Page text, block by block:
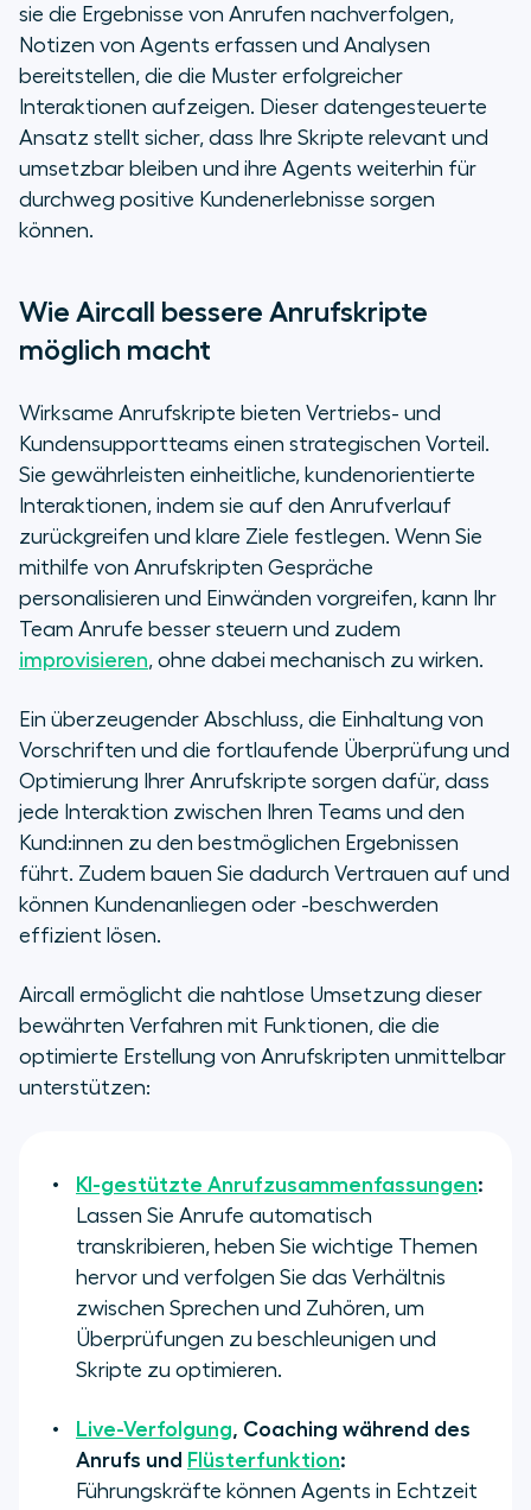
sie die Ergebnisse von Anrufen nachverfolgen,
Notizen von Agents erfassen und Analysen
bereitstellen, die die Muster erfolgreicher
Interaktionen aufzeigen. Dieser datengesteuerte
Ansatz stellt sicher, dass Ihre Skripte relevant und
umsetzbar bleiben und ihre Agents weiterhin für
durchweg positive Kundenerlebnisse sorgen
können.
Wie Aircall bessere Anrufskripte
möglich macht
Wirksame Anrufskripte bieten Vertriebs- und
Kundensupportteams einen strategischen Vorteil.
Sie gewährleisten einheitliche, kundenorientierte
Interaktionen, indem sie auf den Anrufverlauf
zurückgreifen und klare Ziele festlegen. Wenn Sie
mithilfe von Anrufskripten Gespräche
personalisieren und Einwänden vorgreifen, kann Ihr
Team Anrufe besser steuern und zudem
improvisieren, ohne dabei mechanisch zu wirken.
Ein überzeugender Abschluss, die Einhaltung von
Vorschriften und die fortlaufende Überprüfung und
Optimierung Ihrer Anrufskripte sorgen dafür, dass
jede Interaktion zwischen Ihren Teams und den
Kund:innen zu den bestmöglichen Ergebnissen
führt. Zudem bauen Sie dadurch Vertrauen auf und
können Kundenanliegen oder -beschwerden
effizient lösen.
Aircall ermöglicht die nahtlose Umsetzung dieser
bewährten Verfahren mit Funktionen, die die
optimierte Erstellung von Anrufskripten unmittelbar
unterstützen:
KI-gestützte Anrufzusammenfassungen:
Lassen Sie Anrufe automatisch
transkribieren, heben Sie wichtige Themen
hervor und verfolgen Sie das Verhältnis
zwischen Sprechen und Zuhören, um
Überprüfungen zu beschleunigen und
Skripte zu optimieren.
Live-Verfolgung, Coaching während des
Anrufs und Flüsterfunktion:
Führungskräfte können Agents in Echtzeit